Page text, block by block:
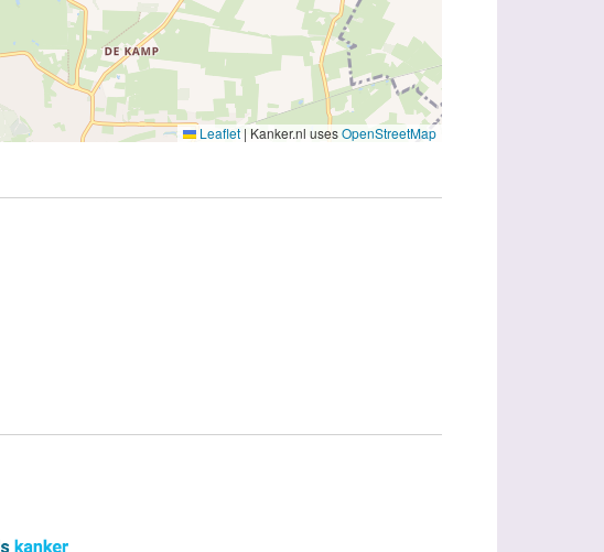
Leaflet | Kanker.nl usesOpenStreetMap